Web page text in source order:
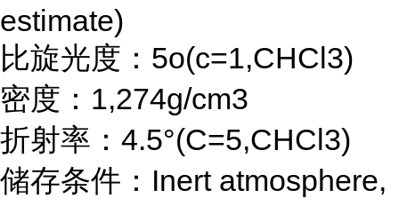
estimate)
比旋光度：5o(c=1,CHCl3)
密度：1,274g/cm3
折射率：4.5°(C=5,CHCl3)
储存条件：Inert atmosphere,